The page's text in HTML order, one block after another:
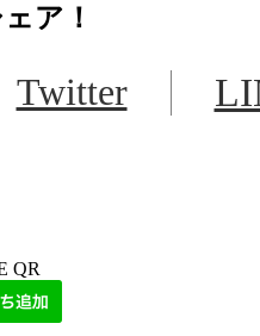
ア！
Twitter